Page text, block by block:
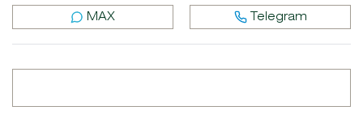
MAX Telegram